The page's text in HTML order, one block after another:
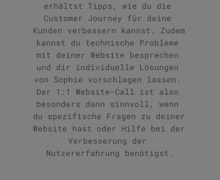
erhältst Tipps, wie du die
Customer Journey für deine
Kunden verbessern kannst. Zudem
kannst du technische Probleme
mit deiner Website besprechen
und dir individuelle Lösungen
von Sophie vorschlagen lassen.
Der 1:1 Website-Call ist also
besonders dann sinnvoll, wenn
du spezifische Fragen zu deiner
Website hast oder Hilfe bei der
Verbesserung der
Nutzererfahrung benötigst.